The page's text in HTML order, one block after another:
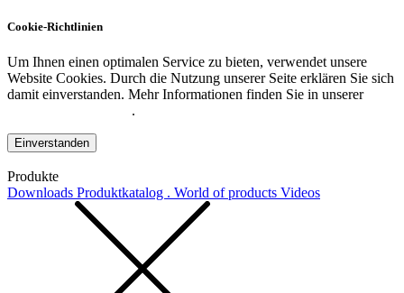
Cookie-Richtlinien
Um Ihnen einen optimalen Service zu bieten, verwendet unsere
Website Cookies. Durch die Nutzung unserer Seite erklären Sie sich
damit einverstanden. Mehr Informationen finden Sie in unserer
.
Einverstanden
Produkte
Downloads Produktkatalog . World of products Videos